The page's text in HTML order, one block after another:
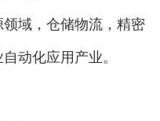
域，仓储物流，精密
动化应用产业。